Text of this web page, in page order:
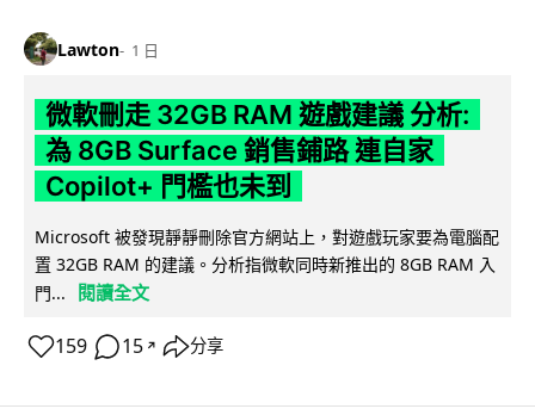
Lawton 1 日
微軟刪走 32GB RAM 遊戲建議 分析:
為 8GB Surface 銷售鋪路 連自家
Copilot+ 門檻也未到
Microsoft 被發現靜靜刪除官方網站上，對遊戲玩家要為電腦配
置 32GB RAM 的建議。分析指微軟同時新推出的 8GB RAM 入
門...
閱讀全文
159 15 ↗ 分享